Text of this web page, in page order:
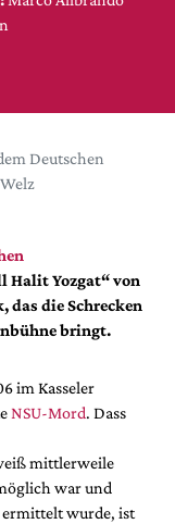
Deutschen
Halit Yozgat“ von
das die Schrecken
bringt.
im Kasseler
NSU-Mord. Dass
mittlerweile
war und
ermittelt wurde, ist